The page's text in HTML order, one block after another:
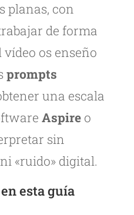
planas, con
de forma
os enseño
prompts
una escala
Aspireo
sin
«ruido» digital.
esta guía